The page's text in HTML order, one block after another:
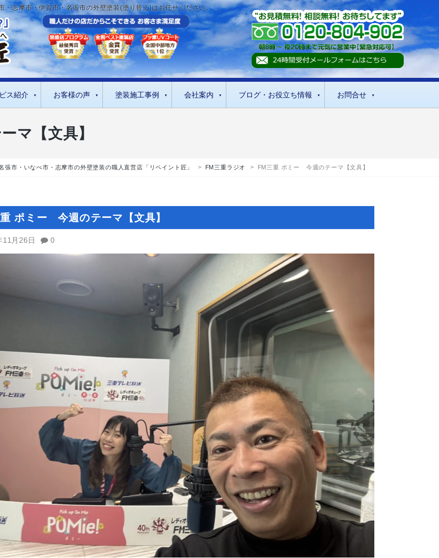
志摩市・伊賀市・名張市の外壁塗装(塗り替え)はお任せください。
ス紹介 お客様の声 塗装施工事例 会社案内 ブログ・お役立ち情報 お問合せ
マ【文具】
市・いなべ市・志摩市の外壁塗装の職人直営店「リペイント匠」 > FM三重ラジオ > FM三重 ポミー 今週のテーマ【文具】
ポミー 今週のテーマ【文具】
11月26日 0